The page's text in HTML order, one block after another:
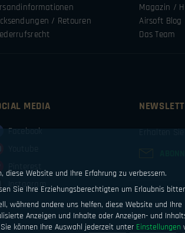
/ Retouren
Magazin /
Airsoft Blog
Das Team
MEDIA
Facebook
Instagram
Website und Ihre Erfahrung zu verbessern.
Sie Ihre Erziehungsberechtigten um Erlaubnis
während andere uns helfen, diese Website und Ihre
Anzeigen und Inhalte oder Anzeigen- und
Sie können Ihre Auswahl jederzeit unter Einstellungen